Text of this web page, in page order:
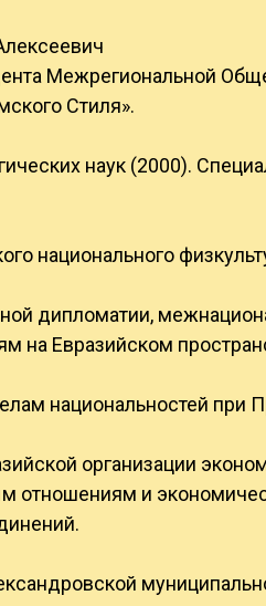
Межрегиональной
Стиля».
наук (2000).
национального
дипломатии,
на Евразийском
национальностей при
организации
отношениям и